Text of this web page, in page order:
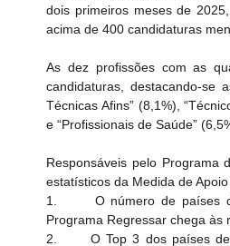
dois primeiros meses de
acima de 400 candidaturas
As dez profissões com as
candidaturas, destacando-se
Técnicas Afins” (8,1%),
e “Profissionais de Saúde”
Responsáveis pelo Programa
estatísticos da Medida de
1.      O número de
Programa Regressar chega às
2.      O Top 3 dos países